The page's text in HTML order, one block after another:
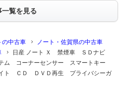
一覧を見る
の中古車
ノート・佐賀県の中古車
日産 ノート Ｘ 禁煙車 ＳＤナビ
ム コーナーセンサー スマートキー
ト ＣＤ ＤＶＤ再生 プライバシーガ